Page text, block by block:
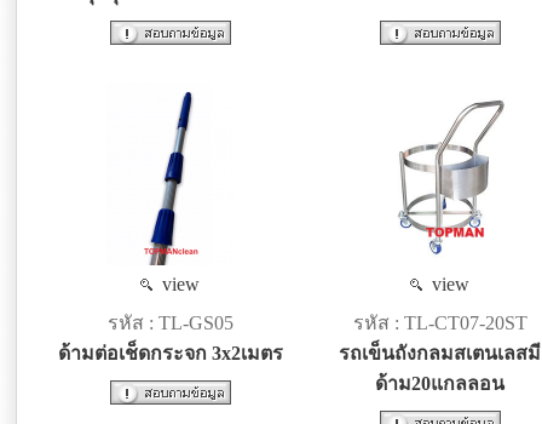
view
รหัส : TL-GS05
ด้ามต่อเช็ดกระจก 3x2เมตร
view
รหัส : TL-CT07-20ST
รถเข็นถังกลมสเตนเลสมี
ด้าม20แกลลอน